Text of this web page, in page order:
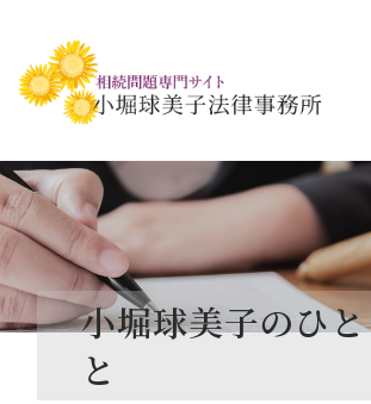
小堀球美子のひ
と